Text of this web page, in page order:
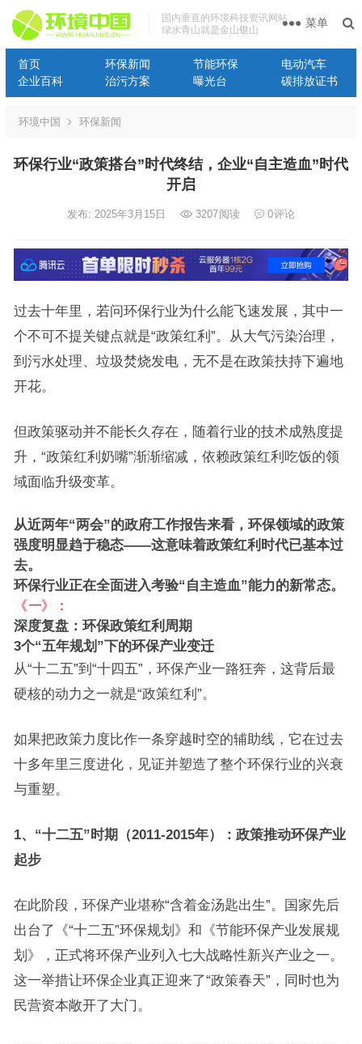
国内垂直的环境科技资讯网站
绿水青山就是金山银山
首页 环保新闻 节能环保
电动汽车
企业百科
治污方案 曝光台 碳排放证书
菜单
环境中国 环保新闻
环保行业“政策搭台”时代终结，企业“自主造血”时代
开启
发布: 2025年3月15日 3207阅读 0评论
过去十年里，若问环保行业为什么能飞速发展，其中一
个不可不提关键点就是“政策红利”。从大气污染治理，
到污水处理、垃圾焚烧发电，无不是在政策扶持下遍地
开花。
但政策驱动并不能长久存在，随着行业的技术成熟度提
升，“政策红利奶嘴”渐渐缩减，依赖政策红利吃饭的领
域面临升级变革。
从近两年“两会”的政府工作报告来看，环保领域的政策
强度明显趋于稳态——这意味着政策红利时代已基本过
去。
环保行业正在全面进入考验“自主造血”能力的新常态。
《一》：
深度复盘：环保政策红利周期
3个“五年规划”下的环保产业变迁
从“十二五”到“十四五”，环保产业一路狂奔，这背后最
硬核的动力之一就是“政策红利”。
如果把政策力度比作一条穿越时空的辅助线，它在过去
十多年里三度进化，见证并塑造了整个环保行业的兴衰
与重塑。
1、“十二五”时期（2011-2015年）：政策推动环保产业
起步
在此阶段，环保产业堪称“含着金汤匙出生”。国家先后
出台了《“十二五”环保规划》和《节能环保产业发展规
划》，正式将环保产业列入七大战略性新兴产业之一。
这一举措让环保企业真正迎来了“政策春天”，同时也为
民营资本敞开了大门。